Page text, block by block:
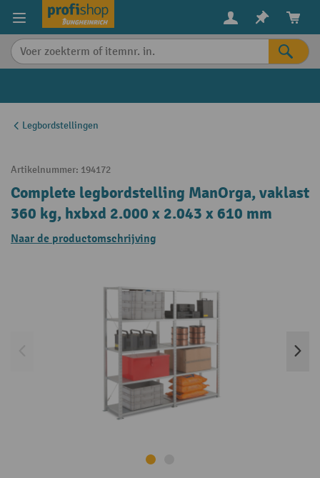
content
Legbordstellingen
Artikelnummer: 194172
Complete legbordstelling ManOrga, vaklast
360 kg, hxbxd 2.000 x 2.043 x 610 mm
Naar de productomschrijving